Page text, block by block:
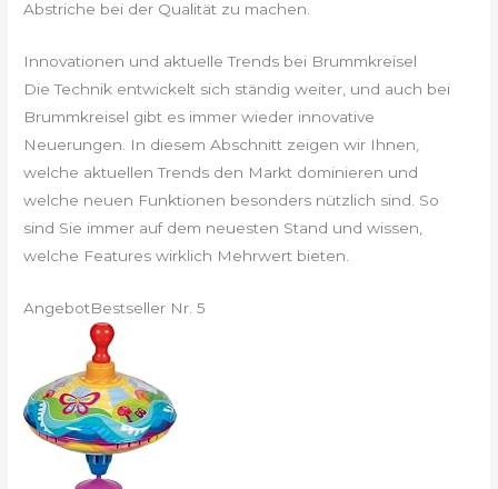
Abstriche bei der Qualität zu machen.
Innovationen und aktuelle Trends bei Brummkreisel
Die Technik entwickelt sich ständig weiter, und auch bei
Brummkreisel gibt es immer wieder innovative
Neuerungen. In diesem Abschnitt zeigen wir Ihnen,
welche aktuellen Trends den Markt dominieren und
welche neuen Funktionen besonders nützlich sind. So
sind Sie immer auf dem neuesten Stand und wissen,
welche Features wirklich Mehrwert bieten.
AngebotBestseller Nr. 5